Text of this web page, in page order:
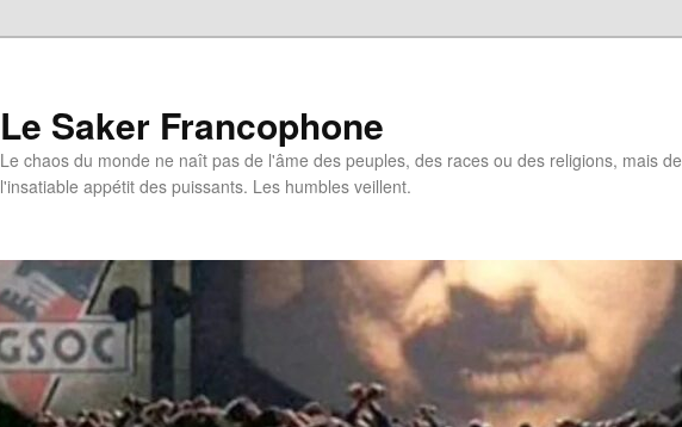
Le Saker Francophone
Le chaos du monde ne naît pas de l'âme des peuples, des races ou des religions, mais de
l'insatiable appétit des puissants. Les humbles veillent.